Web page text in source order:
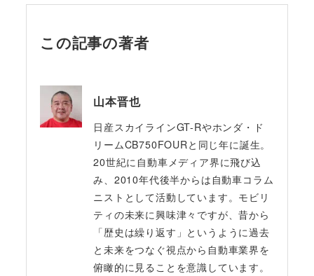
この記事の著者
山本晋也
日産スカイラインGT-Rやホンダ・ド
リームCB750FOURと同じ年に誕生。
20世紀に自動車メディア界に飛び込
み、2010年代後半からは自動車コラム
ニストとして活動しています。モビリ
ティの未来に興味津々ですが、昔から
「歴史は繰り返す」というように過去
と未来をつなぐ視点から自動車業界を
俯瞰的に見ることを意識しています。